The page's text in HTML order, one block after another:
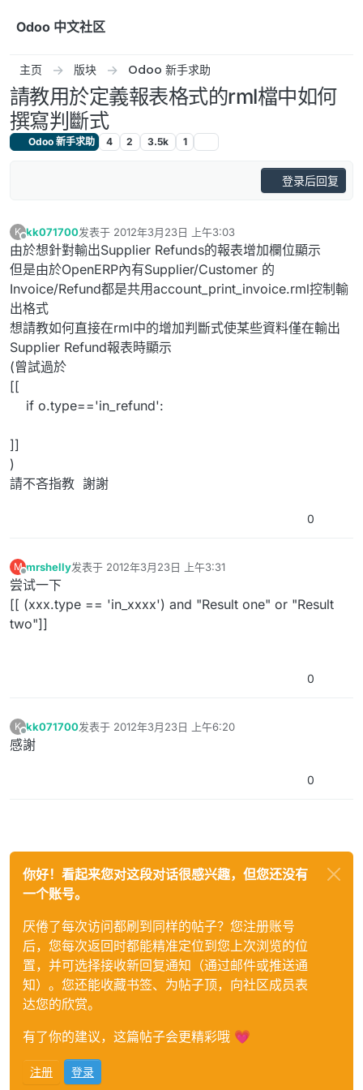
Odoo 中文社区
主页 版块 Odoo 新手求助
請教用於定義報表格式的rml檔中如何
撰寫判斷式
Odoo 新手求助 4 2 3.5k 1
登录后回复
K
离线
kk071700发表于 2012年3月23日 上午3:03
最后由 编辑
由於想針對輸出Supplier Refunds的報表增加欄位顯示
但是由於OpenERP內有Supplier/Customer 的
Invoice/Refund都是共用account_print_invoice.rml控制輸
出格式
想請教如何直接在rml中的增加判斷式使某些資料僅在輸出
Supplier Refund報表時顯示
(曾試過於
[[
if o.type=='in_refund':
]]
)
請不吝指教 謝謝
0
M
离线
mrshelly发表于 2012年3月23日 上午3:31
最后由 编辑
尝试一下
[[ (xxx.type == 'in_xxxx') and "Result one" or "Result
two"]]
0
K
离线
kk071700发表于 2012年3月23日 上午6:20
最后由 编辑
感謝
0
你好！看起来您对这段对话很感兴趣，但您还没有
一个账号。
厌倦了每次访问都刷到同样的帖子？您注册账号
后，您每次返回时都能精准定位到您上次浏览的位
置，并可选择接收新回复通知（通过邮件或推送通
知）。您还能收藏书签、为帖子顶，向社区成员表
达您的欣赏。
有了你的建议，这篇帖子会更精彩哦 💗
注册 登录